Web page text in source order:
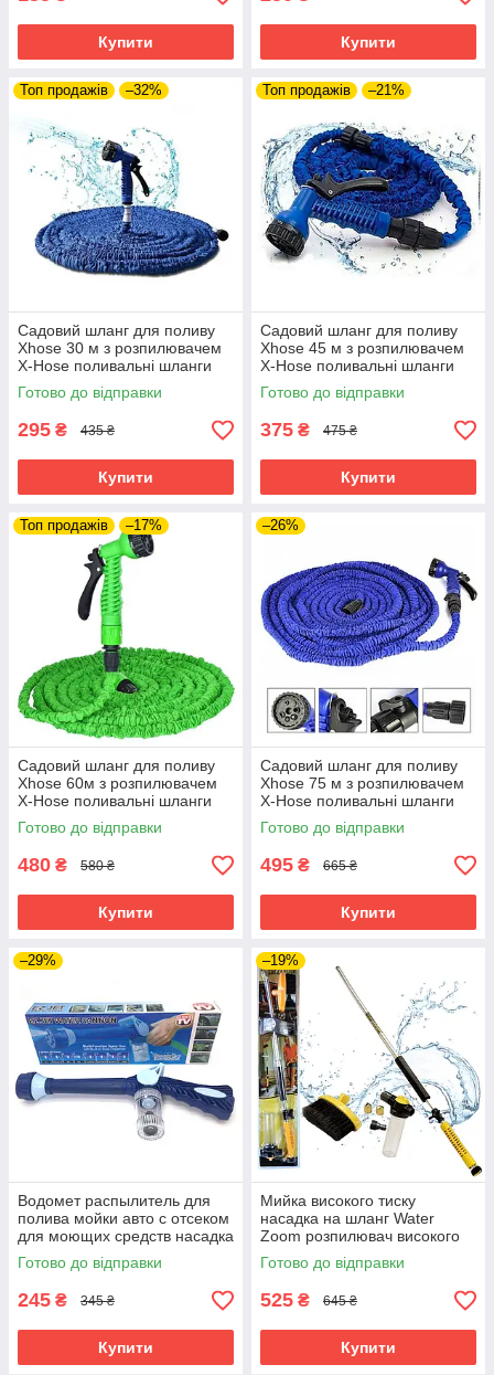
Купити Купити
Топ продажів –32%
Садовий шланг для поливу
Xhose 30 м з розпилювачем
X-Hose поливальні шланги
які розтягуються Хосе
Готово до відправки
295 ₴ 435 ₴
Купити
Топ продажів –21%
Садовий шланг для поливу
Xhose 45 м з розпилювачем
X-Hose поливальні шланги
які розтягуються Хосе
Готово до відправки
375 ₴ 475 ₴
Купити
Топ продажів –17%
Садовий шланг для поливу
Xhose 60м з розпилювачем
X-Hose поливальні шланги
які розтягуються Хосе
Готово до відправки
480 ₴ 580 ₴
Купити
–26%
Садовий шланг для поливу
Xhose 75 м з розпилювачем
X-Hose поливальні шланги
які розтягуються Хосе
Готово до відправки
495 ₴ 665 ₴
Купити
–29%
Водомет распылитель для
полива мойки авто с отсеком
для моющих средств насадка
на шланг Water Cannon
Готово до відправки
245 ₴ 345 ₴
Купити
–19%
Мийка високого тиску
насадка на шланг Water
Zoom розпилювач високого
тиску водорозпилювачі для
машини
Готово до відправки
525 ₴ 645 ₴
Купити